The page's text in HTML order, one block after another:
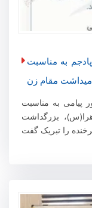
به مناسبت
مقام زن
پیامی به مناسبت
بزرگداشت